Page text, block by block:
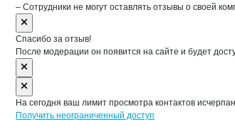
– Сотрудники не могут оставлять отзывы о своей
Спасибо за отзыв!
После модерации он появится на сайте и будет
На сегодня ваш лимит просмотра контактов
Получить неограниченный доступ